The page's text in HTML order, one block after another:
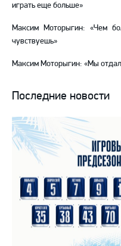
играть еще больше»
Максим Моторыгин: «Чем
чувствуешь»
Максим Моторыгин: «Мы
Последние новости